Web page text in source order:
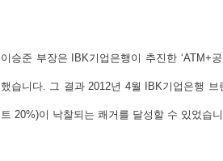
이승준 부장은 IBK기업은행이 추진한 ‘ATM+
했습니다. 그 결과 2012년 4월 IBK기업은행
트 20%)이 낙찰되는 쾌거를 달성할 수 있었습